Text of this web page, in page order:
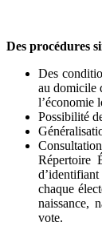
Des procédures
Des
au domicile
l’économie
Possibilité
Répertoire
d’identifiant
chaque
naissance,
vote.